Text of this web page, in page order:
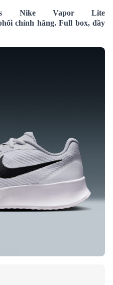
Nike Vapor Lite
chính hãng. Full box, đầy